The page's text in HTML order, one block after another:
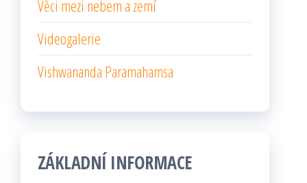
Věci mezi nebem a zemí
Videogalerie
Vishwananda Paramahamsa
ZÁKLADNÍ INFORMACE